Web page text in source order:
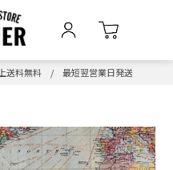
送料無料 / 最短翌営業日発送